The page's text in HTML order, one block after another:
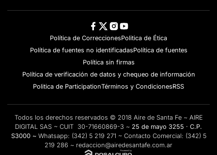
Política de CorreccionesPolitica de Ética
Política de fuentes no identificadasPolítica de fuentes
Política sin firmas
Política de verificación de datos y chequeo de información
Politica de ParticipationTérminos y CondicionesRSS
Todos los derechos reservados © 2018 Aire de Santa Fe ~ AIRE
DIGITAL SAS ~ CUIT 30-71660869-3 ~ 25 de mayo 3255 · C.P.
S3000 ~ Whatsapp: (342) 5 219 271 ~ Contacto Comercial: (342) 5
219 286 ~ redaccion@airedesantafe.com.ar